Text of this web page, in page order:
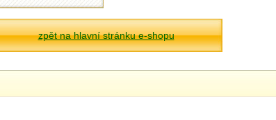
zpět na hlavní stránku e-shopu